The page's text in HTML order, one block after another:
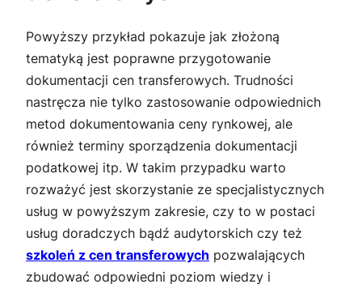
Powyższy przykład pokazuje jak złożoną
tematyką jest poprawne przygotowanie
dokumentacji cen transferowych. Trudności
nastręcza nie tylko zastosowanie odpowiednich
metod dokumentowania ceny rynkowej, ale
również terminy sporządzenia dokumentacji
podatkowej itp. W takim przypadku warto
rozważyć jest skorzystanie ze specjalistycznych
usług w powyższym zakresie, czy to w postaci
usług doradczych bądź audytorskich czy też
szkoleń z cen transferowych pozwalających
zbudować odpowiedni poziom wiedzy i